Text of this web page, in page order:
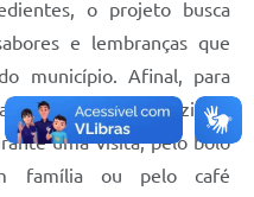
o projeto busca
e lembranças que
município. Afinal, para
passa pela cozinha:
uma visita, pelo bolo
família ou pelo café